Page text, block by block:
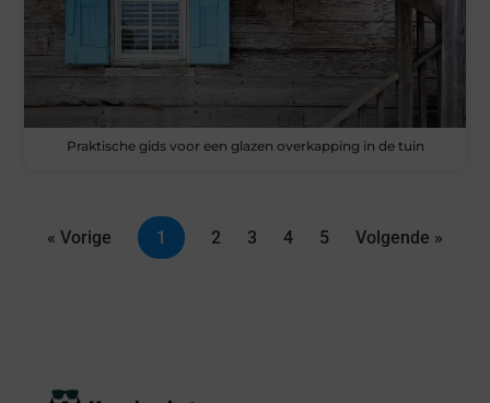
Praktische gids voor een glazen overkapping in de tuin
« Vorige 1 2 3 4 5 Volgende »